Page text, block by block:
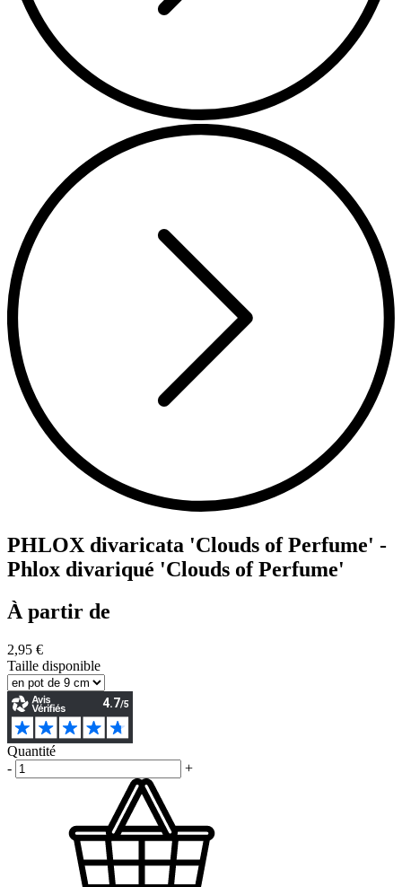
PHLOX divaricata 'Clouds of Perfume' -
Phlox divariqué 'Clouds of Perfume'
À partir de
2,95 €
Taille disponible
Quantité
-
+